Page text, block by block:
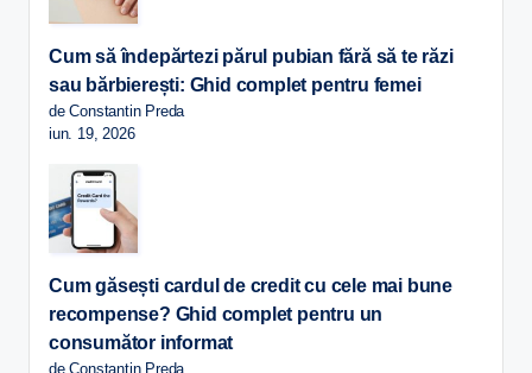
Cum să îndepărtezi părul pubian fără să te răzi
sau bărbierești: Ghid complet pentru femei
de Constantin Preda
iun. 19, 2026
Cum găsești cardul de credit cu cele mai bune
recompense? Ghid complet pentru un
consumător informat
de Constantin Preda